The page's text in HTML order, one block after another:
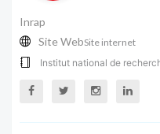
Inrap
Site WebSite internet
Institut national de